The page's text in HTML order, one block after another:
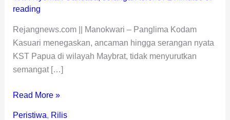
reading
Rejangnews.com || Manokwari – Panglima Kodam
Kasuari menegaskan, ancaman hingga serangan nyata
KST Papua di wilayah Maybrat, tidak menyurutkan
semangat […]
Read More »
Peristiwa, Rilis